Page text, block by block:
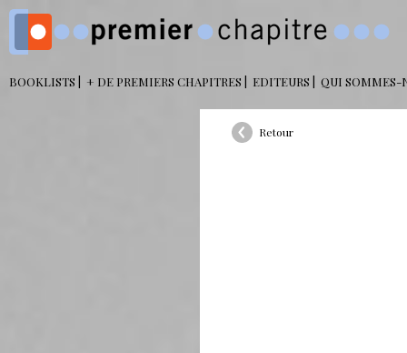
BOOKLISTS + DE PREMIERS CHAPITRES EDITEURS QUI SOMMES-
Retour